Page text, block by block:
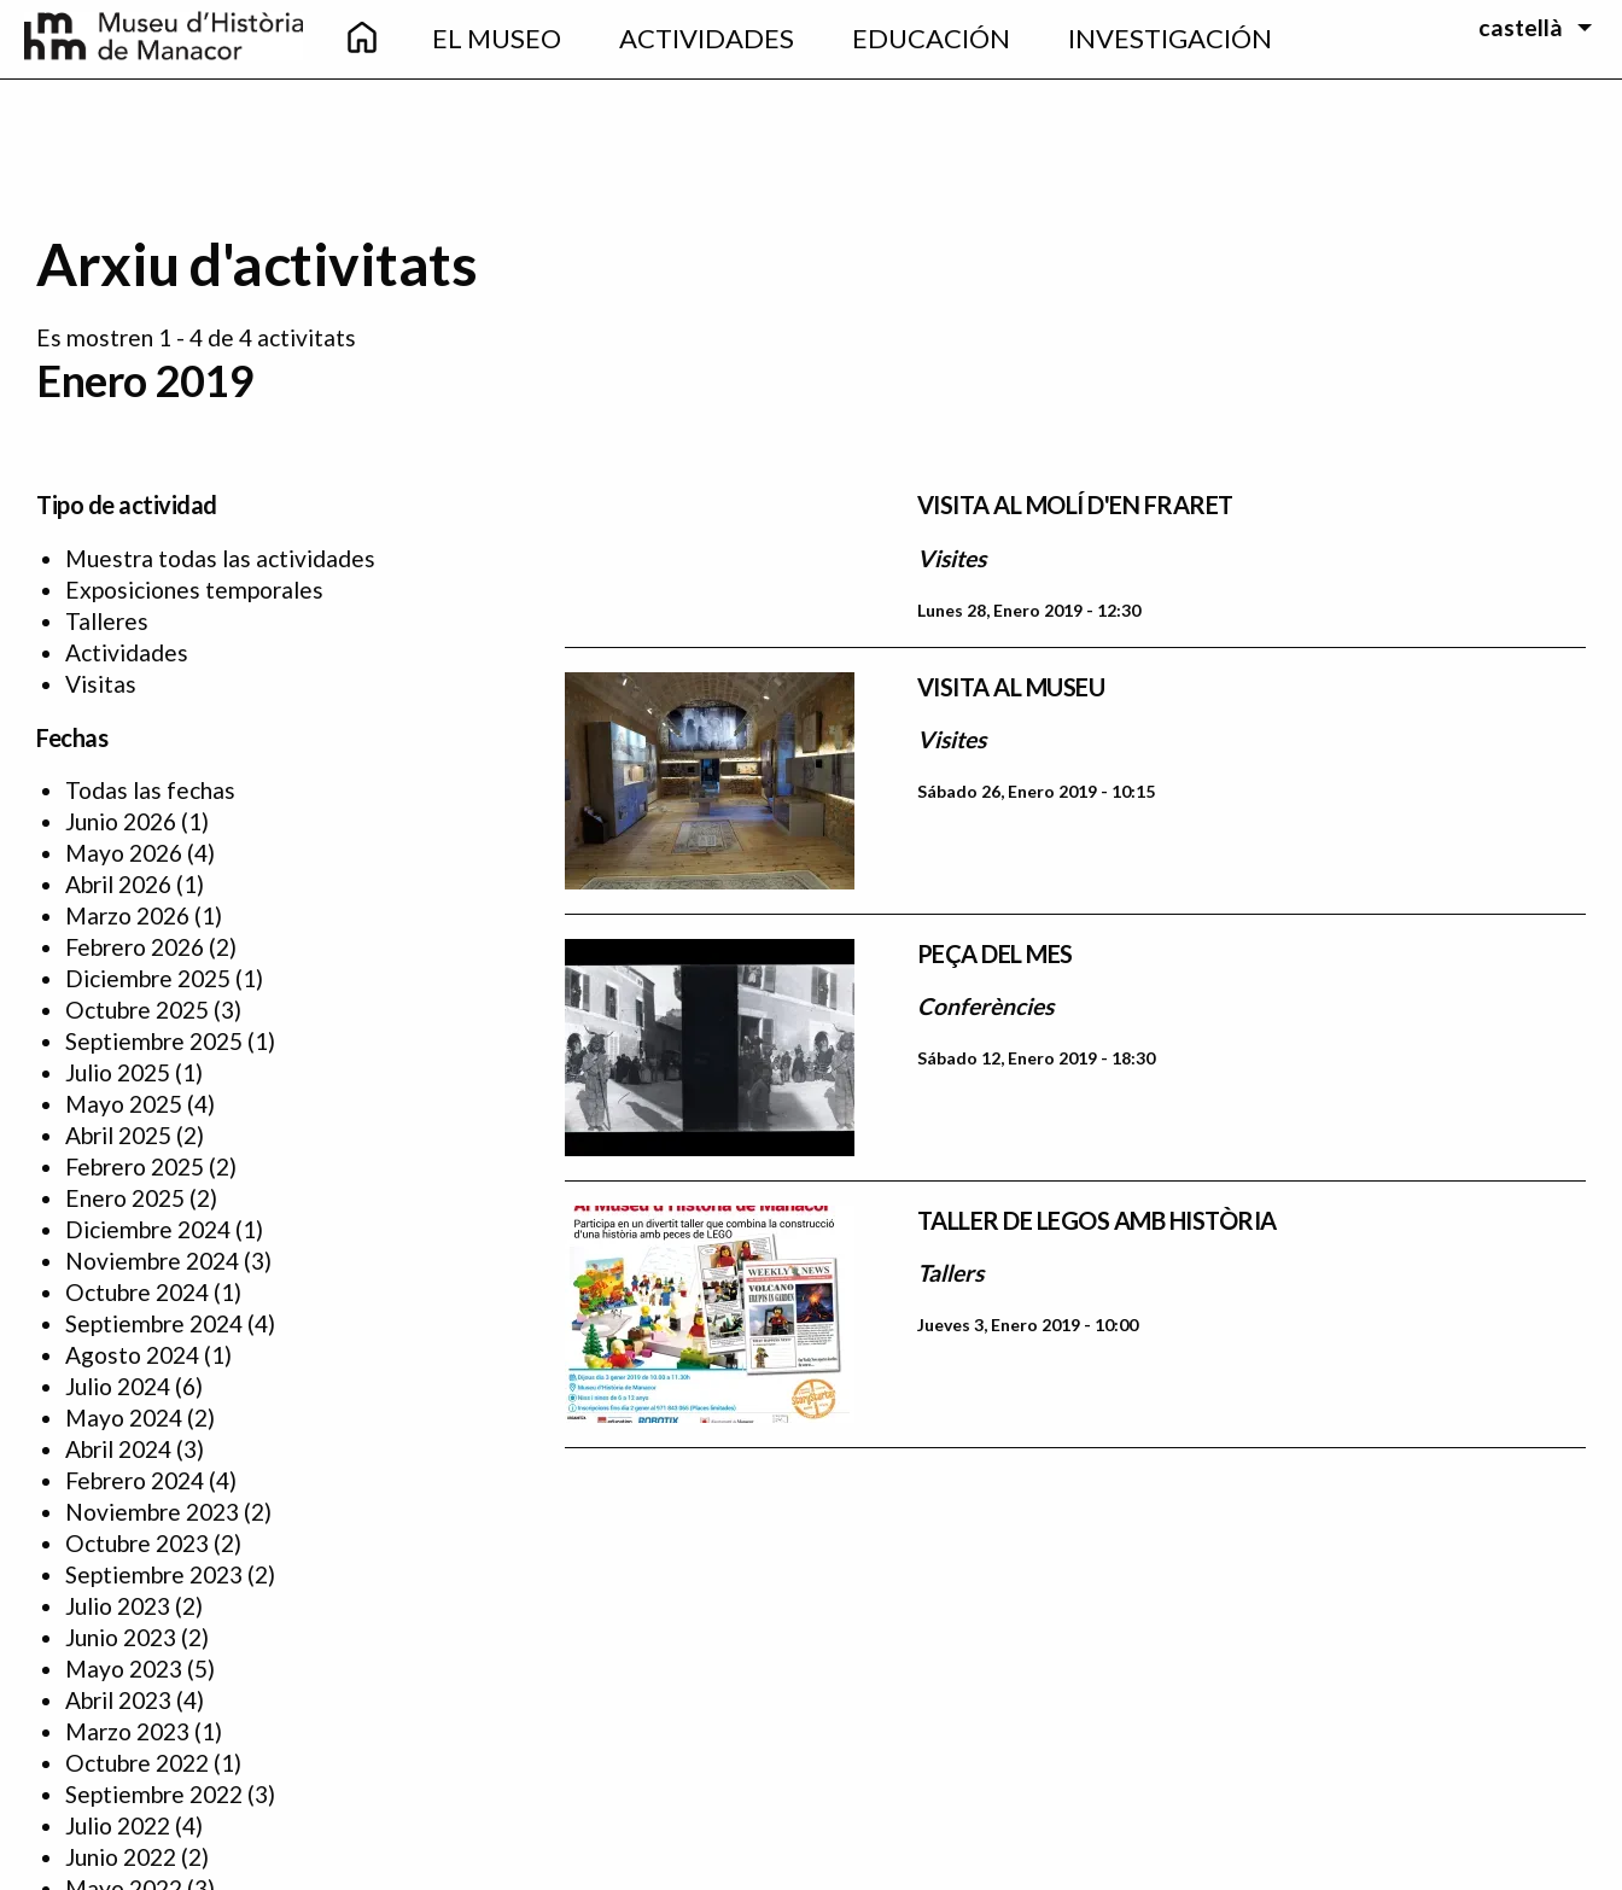
Pasar al contenido principal
Main
navigation
EL MUSEO ACTIVIDADES EDUCACIÓN INVESTIGACIÓN castellà
Arxiu d'activitats
Es mostren 1 - 4 de 4 activitats
Enero 2019
Tipo de actividad
Muestra todas las actividades
Exposiciones temporales
Talleres
Actividades
Visitas
Fechas
Todas las fechas
Junio 2026 (1)
Mayo 2026 (4)
Abril 2026 (1)
Marzo 2026 (1)
Febrero 2026 (2)
Diciembre 2025 (1)
Octubre 2025 (3)
Septiembre 2025 (1)
Julio 2025 (1)
Mayo 2025 (4)
Abril 2025 (2)
Febrero 2025 (2)
Enero 2025 (2)
Diciembre 2024 (1)
Noviembre 2024 (3)
Octubre 2024 (1)
Septiembre 2024 (4)
Agosto 2024 (1)
Julio 2024 (6)
Mayo 2024 (2)
Abril 2024 (3)
Febrero 2024 (4)
Noviembre 2023 (2)
Octubre 2023 (2)
Septiembre 2023 (2)
Julio 2023 (2)
Junio 2023 (2)
Mayo 2023 (5)
Abril 2023 (4)
Marzo 2023 (1)
Octubre 2022 (1)
Septiembre 2022 (3)
Julio 2022 (4)
Junio 2022 (2)
VISITA AL MOLÍ D'EN FRARET
Visites
Lunes 28, Enero 2019 - 12:30
VISITA AL MUSEU
Visites
Sábado 26, Enero 2019 - 10:15
PEÇA DEL MES
Conferències
Sábado 12, Enero 2019 - 18:30
TALLER DE LEGOS AMB HISTÒRIA
Tallers
Jueves 3, Enero 2019 - 10:00